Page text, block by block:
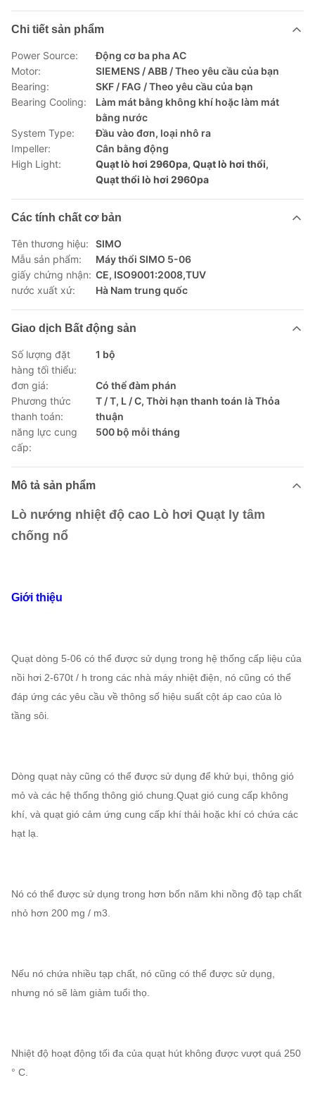
Chi tiết sản phẩm
Power Source:
Động cơ ba pha AC
Motor:
SIEMENS / ABB / Theo yêu cầu của bạn
Bearing:
SKF / FAG / Theo yêu cầu của bạn
Bearing Cooling:
Làm mát bằng không khí hoặc làm mát
bằng nước
System Type:
Đầu vào đơn, loại nhô ra
Impeller:
Cân bằng động
High Light:
Quạt lò hơi 2960pa, Quạt lò hơi thổi,
Quạt thổi lò hơi 2960pa
Các tính chất cơ bản
Tên thương hiệu:
SIMO
Mẫu sản phẩm:
Máy thổi SIMO 5-06
giấy chứng nhận: CE, ISO9001:2008,TUV
nước xuất xứ:
Hà Nam trung quốc
Giao dịch Bất động sản
Số lượng đặt
hàng tối thiểu:
1 bộ
đơn giá:
Có thể đàm phán
Phương thức
thanh toán:
T / T, L / C, Thời hạn thanh toán là Thỏa
thuận
năng lực cung
cấp:
500 bộ mỗi tháng
Mô tả sản phẩm
Lò nướng nhiệt độ cao Lò hơi Quạt ly tâm
chống nổ
Giới thiệu
Quạt dòng 5-06 có thể được sử dụng trong hệ thống cấp liệu của
nồi hơi 2-670t / h trong các nhà máy nhiệt điện, nó cũng có thể
đáp ứng các yêu cầu về thông số hiệu suất cột áp cao của lò
tầng sôi.
Dòng quạt này cũng có thể được sử dụng để khử bụi, thông gió
mỏ và các hệ thống thông gió chung.Quạt gió cung cấp không
khí, và quạt gió cảm ứng cung cấp khí thải hoặc khí có chứa các
hạt lạ.
Nó có thể được sử dụng trong hơn bốn năm khi nồng độ tạp chất
nhỏ hơn 200 mg / m3.
Nếu nó chứa nhiều tạp chất, nó cũng có thể được sử dụng,
nhưng nó sẽ làm giảm tuổi thọ.
Nhiệt độ hoạt động tối đa của quạt hút không được vượt quá 250
° C.